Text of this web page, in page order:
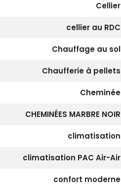
Cellier
cellier au RDC
Chauffage au sol
Chaufferie à pellets
Cheminée
CHEMINÉES MARBRE NOIR
climatisation
climatisation PAC Air-Air
confort moderne